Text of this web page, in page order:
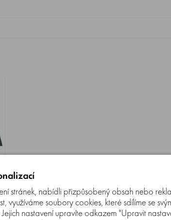
stránek, nabídli přizpůsobený obsah nebo
využíváme soubory cookies, které sdílíme se
nastavení upravíte odkazem "Upravit